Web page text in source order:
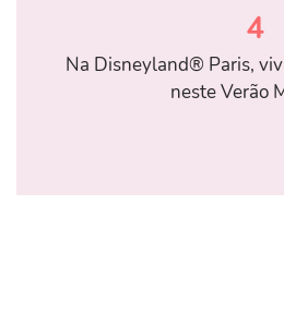
4
Na Disneyland® Paris,
neste Verão